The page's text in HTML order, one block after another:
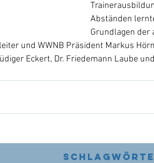
Abständen
Grundlagen der
und WWNB Präsident Markus
Eckert, Dr. Friedemann Laube